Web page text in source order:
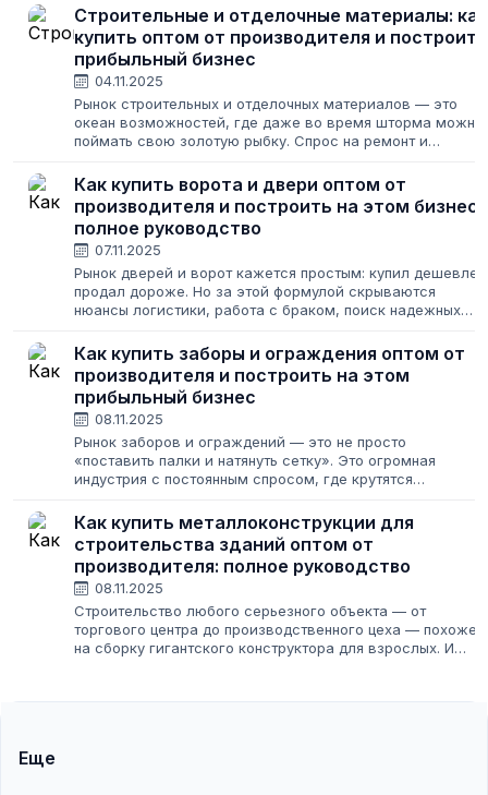
Строительные и отделочные материалы: как
купить оптом от производителя и построить
прибыльный бизнес
04.11.2025
Рынок строительных и отделочных материалов — это
океан возможностей, где даже во время шторма можно
поймать свою золотую рыбку. Спрос на ремонт и
масштабы. Для предпринимателя это...
Как купить ворота и двери оптом от
производителя и построить на этом бизнес:
полное руководство
07.11.2025
Рынок дверей и ворот кажется простым: купил дешевле,
продал дороже. Но за этой формулой скрываются
нюансы логистики, работа с браком, поиск надежных
свой магазин или наладить поставки...
Как купить заборы и ограждения оптом от
производителя и построить на этом
прибыльный бизнес
08.11.2025
Рынок заборов и ограждений — это не просто
«поставить палки и натянуть сетку». Это огромная
индустрия с постоянным спросом, где крутятся
километров ограждений вокруг дачных участков,
промышленных...
Как купить металлоконструкции для
строительства зданий оптом от
производителя: полное руководство
08.11.2025
Строительство любого серьезного объекта — от
торгового центра до производственного цеха — похоже
на сборку гигантского конструктора для взрослых. И
Еще